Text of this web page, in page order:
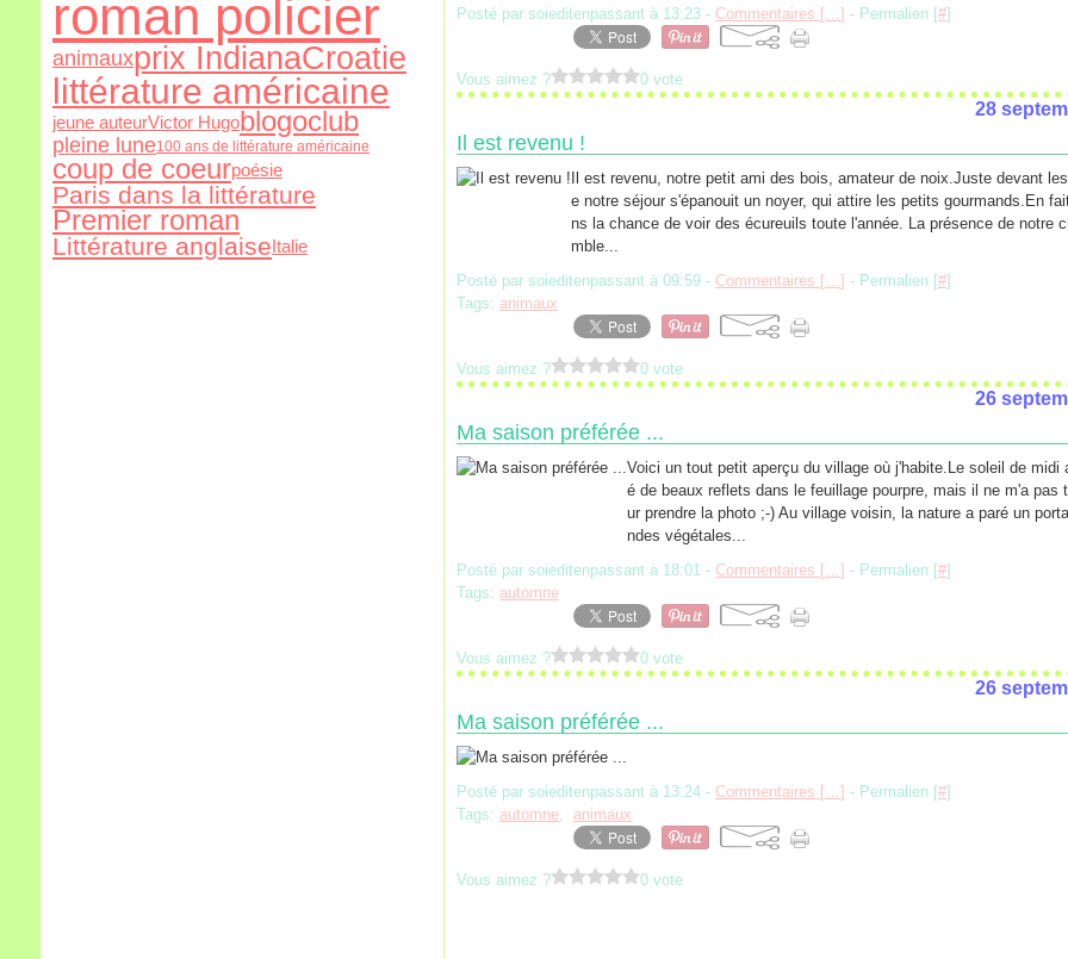
roman policier
animauxprix IndianaCroatie
littérature américaine
jeune auteurVictor Hugoblogoclub
pleine lune100 ans de littérature américaine
coup de coeurpoésie
Paris dans la littérature
Premier roman
Littérature anglaiseItalie
Posté par soieditenpassant à 13:23 - Commentaires […] - Permalien [#]
Vous aimez ? 0 vote
28
Il est revenu !
Il est revenu, notre petit ami des bois, amateur de noix.Juste devant
e notre séjour s'épanouit un noyer, qui attire les petits gourmands.En
ns la chance de voir des écureuils toute l'année. La présence de notre
mble...
Posté par soieditenpassant à 09:59 - Commentaires […] - Permalien [#]
Tags: animaux
Vous aimez ? 0 vote
26
Ma saison préférée ...
Voici un tout petit aperçu du village où j'habite.Le soleil de midi
é de beaux reflets dans le feuillage pourpre, mais il ne m'a pas
ur prendre la photo ;-) Au village voisin, la nature a paré un
ndes végétales...
Posté par soieditenpassant à 18:01 - Commentaires […] - Permalien [#]
Tags: automne
Vous aimez ? 0 vote
26
Ma saison préférée ...
Posté par soieditenpassant à 13:24 - Commentaires […] - Permalien [#]
Tags: automne, animaux
Vous aimez ? 0 vote